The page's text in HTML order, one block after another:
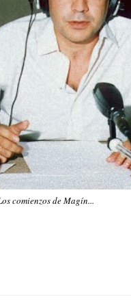
comienzos de Magín...